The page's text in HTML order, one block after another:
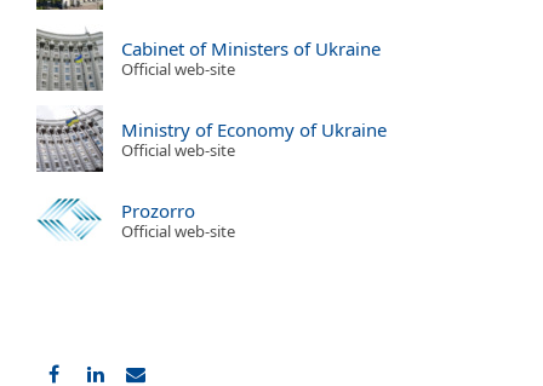
Cabinet of Ministers of Ukraine
Official web-site
Ministry of Economy of Ukraine
Official web-site
Prozorro
Official web-site